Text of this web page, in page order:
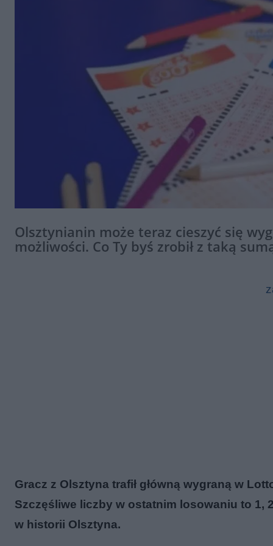
Olsztynianin może teraz cieszyć się
możliwości. Co Ty byś zrobił z taką
Gracz z Olsztyna trafił główną wygraną w
Szczęśliwe liczby w ostatnim losowaniu to 1,
w historii Olsztyna.